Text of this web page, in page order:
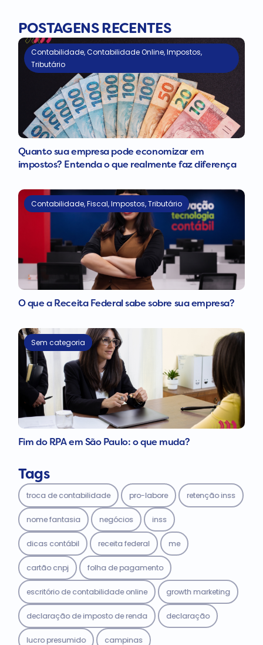
POSTAGENS RECENTES
Contabilidade,Contabilidade Online,Impostos,
Tributário
Quanto sua empresa pode economizar em
impostos? Entenda o que realmente faz diferença
Contabilidade,Fiscal,Impostos,Tributário
O que a Receita Federal sabe sobre sua empresa?
Sem categoria
Fim do RPA em São Paulo: o que muda?
Tags
troca de contabilidade pro-labore retenção inss
nome fantasia negócios inss
dicas contábil receita federal me
cartão cnpj folha de pagamento
escritório de contabilidade online growth marketing
declaração de imposto de renda declaração
lucro presumido campinas